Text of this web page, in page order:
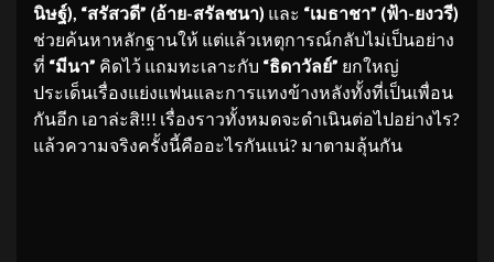
นิษฐ์), “สรัสวดี” (อ้าย-สรัลชนา) และ “เมธาชา” (ฟ้า-ยงวรี)
ช่วยค้นหาหลักฐานให้ แต่แล้วเหตุการณ์กลับไม่เป็นอย่าง
ที่ “มีนา” คิดไว้ แถมทะเลาะกับ “ธิดาวัลย์” ยกใหญ่
ประเด็นเรื่องแย่งแฟนและการแทงข้างหลังทั้งที่เป็นเพื่อน
กันอีก เอาล่ะสิ!!! เรื่องราวทั้งหมดจะดำเนินต่อไปอย่างไร?
แล้วความจริงครั้งนี้คืออะไรกันแน่? มาตามลุ้นกัน